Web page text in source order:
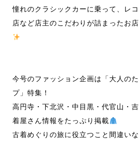
憧れのクラシックカーに乗って、レ
店など店主のこだわりが詰まったお
今号のファッション企画は「大人の
プ」特集！
高円寺・下北沢・中目黒・代官山・
着屋さん情報をたっぷり掲載
古着めぐりの旅に役立つこと間違い